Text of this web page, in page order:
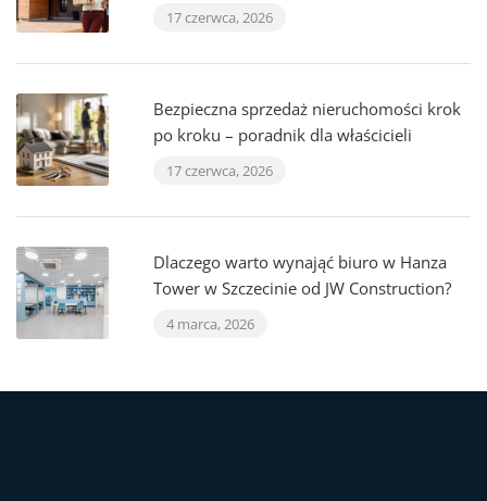
17 czerwca, 2026
Bezpieczna sprzedaż nieruchomości krok
po kroku – poradnik dla właścicieli
17 czerwca, 2026
Dlaczego warto wynająć biuro w Hanza
Tower w Szczecinie od JW Construction?
4 marca, 2026